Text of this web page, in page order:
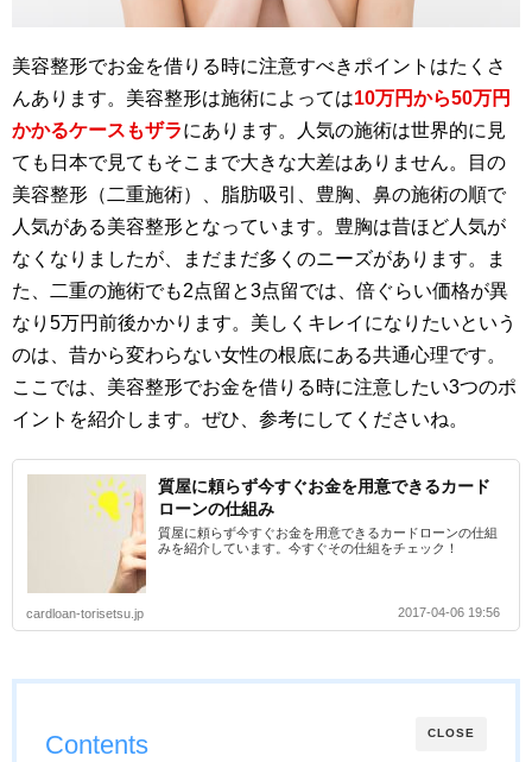
美容整形でお金を借りる時に注意すべきポイントはたくさ
んあります。美容整形は施術によっては10万円から50万円
かかるケースもザラにあります。人気の施術は世界的に見
ても日本で見てもそこまで大きな大差はありません。目の
美容整形（二重施術）、脂肪吸引、豊胸、鼻の施術の順で
人気がある美容整形となっています。豊胸は昔ほど人気が
なくなりましたが、まだまだ多くのニーズがあります。ま
た、二重の施術でも2点留と3点留では、倍ぐらい価格が異
なり5万円前後かかります。美しくキレイになりたいという
のは、昔から変わらない女性の根底にある共通心理です。
ここでは、美容整形でお金を借りる時に注意したい3つのポ
イントを紹介します。ぜひ、参考にしてくださいね。
質屋に頼らず今すぐお金を用意できるカード
ローンの仕組み
質屋に頼らず今すぐお金を用意できるカードローンの仕組
みを紹介しています。今すぐその仕組をチェック！
cardloan-torisetsu.jp 2017-04-06 19:56
CLOSE
Contents